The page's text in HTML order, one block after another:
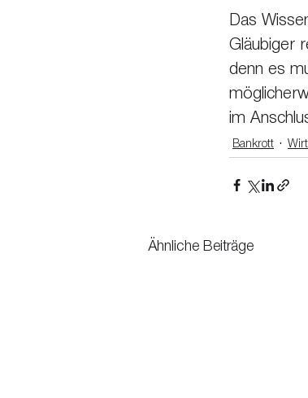
Das
Gläubiger
denn es
im
Bankrott
Ähnliche Beiträge